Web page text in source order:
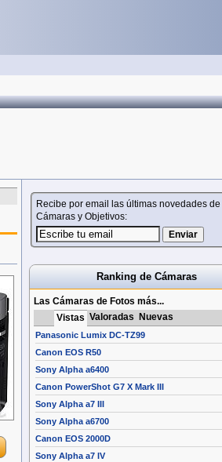
Recibe por email las últimas novedades de
Cámaras y Objetivos:
Ranking de Cámaras
Las Cámaras de Fotos más...
Vistas Valoradas Nuevas
Panasonic Lumix DC-TZ99
Canon EOS R50
Sony Alpha a6400
Canon PowerShot G7 X Mark III
Sony Alpha a7 III
Sony Alpha a6700
Canon EOS 2000D
Sony Alpha a7 IV